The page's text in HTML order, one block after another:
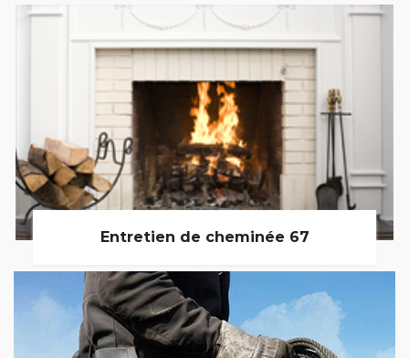
Entretien de cheminée 67